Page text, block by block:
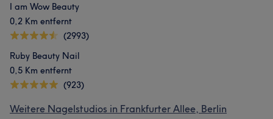
I am Wow Beauty
0,2 Km entfernt
(2993)
Ruby Beauty Nail
0,5 Km entfernt
(923)
Weitere Nagelstudios in Frankfurter Allee, Berlin